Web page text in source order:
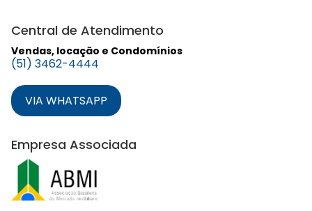
Central de Atendimento
Vendas, locação e Condomínios
(51) 3462-4444
VIA WHATSAPP
Empresa Associada